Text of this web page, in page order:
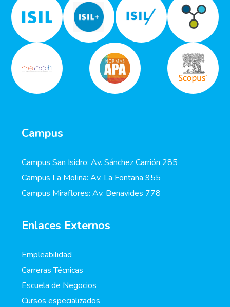
Campus
Campus San Isidro: Av. Sánchez Carrión 285
Campus La Molina: Av. La Fontana 955
Campus Miraflores: Av. Benavides 778
Enlaces Externos
Empleabilidad
Carreras Técnicas
Escuela de Negocios
Cursos especializados